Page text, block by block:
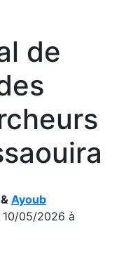
de
&Ayoub
10/05/2026 à